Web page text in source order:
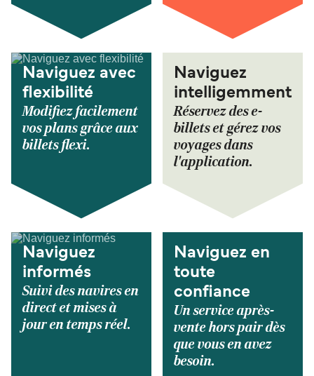
Naviguez avec
flexibilité
Modifiez facilement
vos plans grâce aux
billets flexi.
Naviguez
intelligemment
Réservez des e-
billets et gérez vos
voyages dans
l'application.
Naviguez
informés
Suivi des navires en
direct et mises à
jour en temps réel.
Naviguez en
toute
confiance
Un service après-
vente hors pair dès
que vous en avez
besoin.